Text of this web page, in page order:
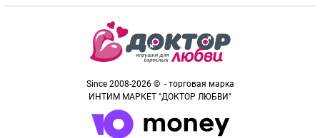
Since 2008-2026 © - торговая марка
ИНТИМ МАРКЕТ "ДОКТОР ЛЮБВИ"